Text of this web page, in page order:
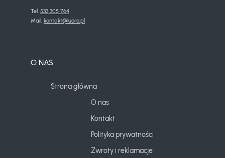
Tel. 533 305 764
Mail. kontakt@luoro.pl
O NAS
Strona główna
O nas
Kontakt
Polityka prywatności
Zwroty i reklamacje